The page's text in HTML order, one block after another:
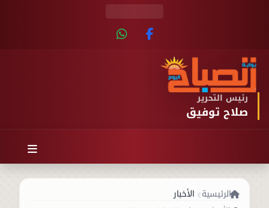
رئيس التحرير
صلاح توفيق
الرئيسية الأخبار